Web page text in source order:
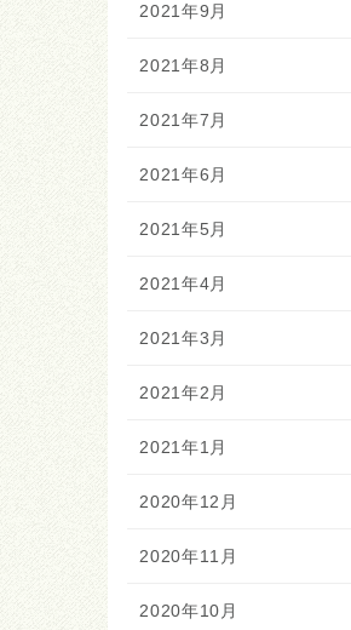
2021年9月
2021年8月
2021年7月
2021年6月
2021年5月
2021年4月
2021年3月
2021年2月
2021年1月
2020年12月
2020年11月
2020年10月